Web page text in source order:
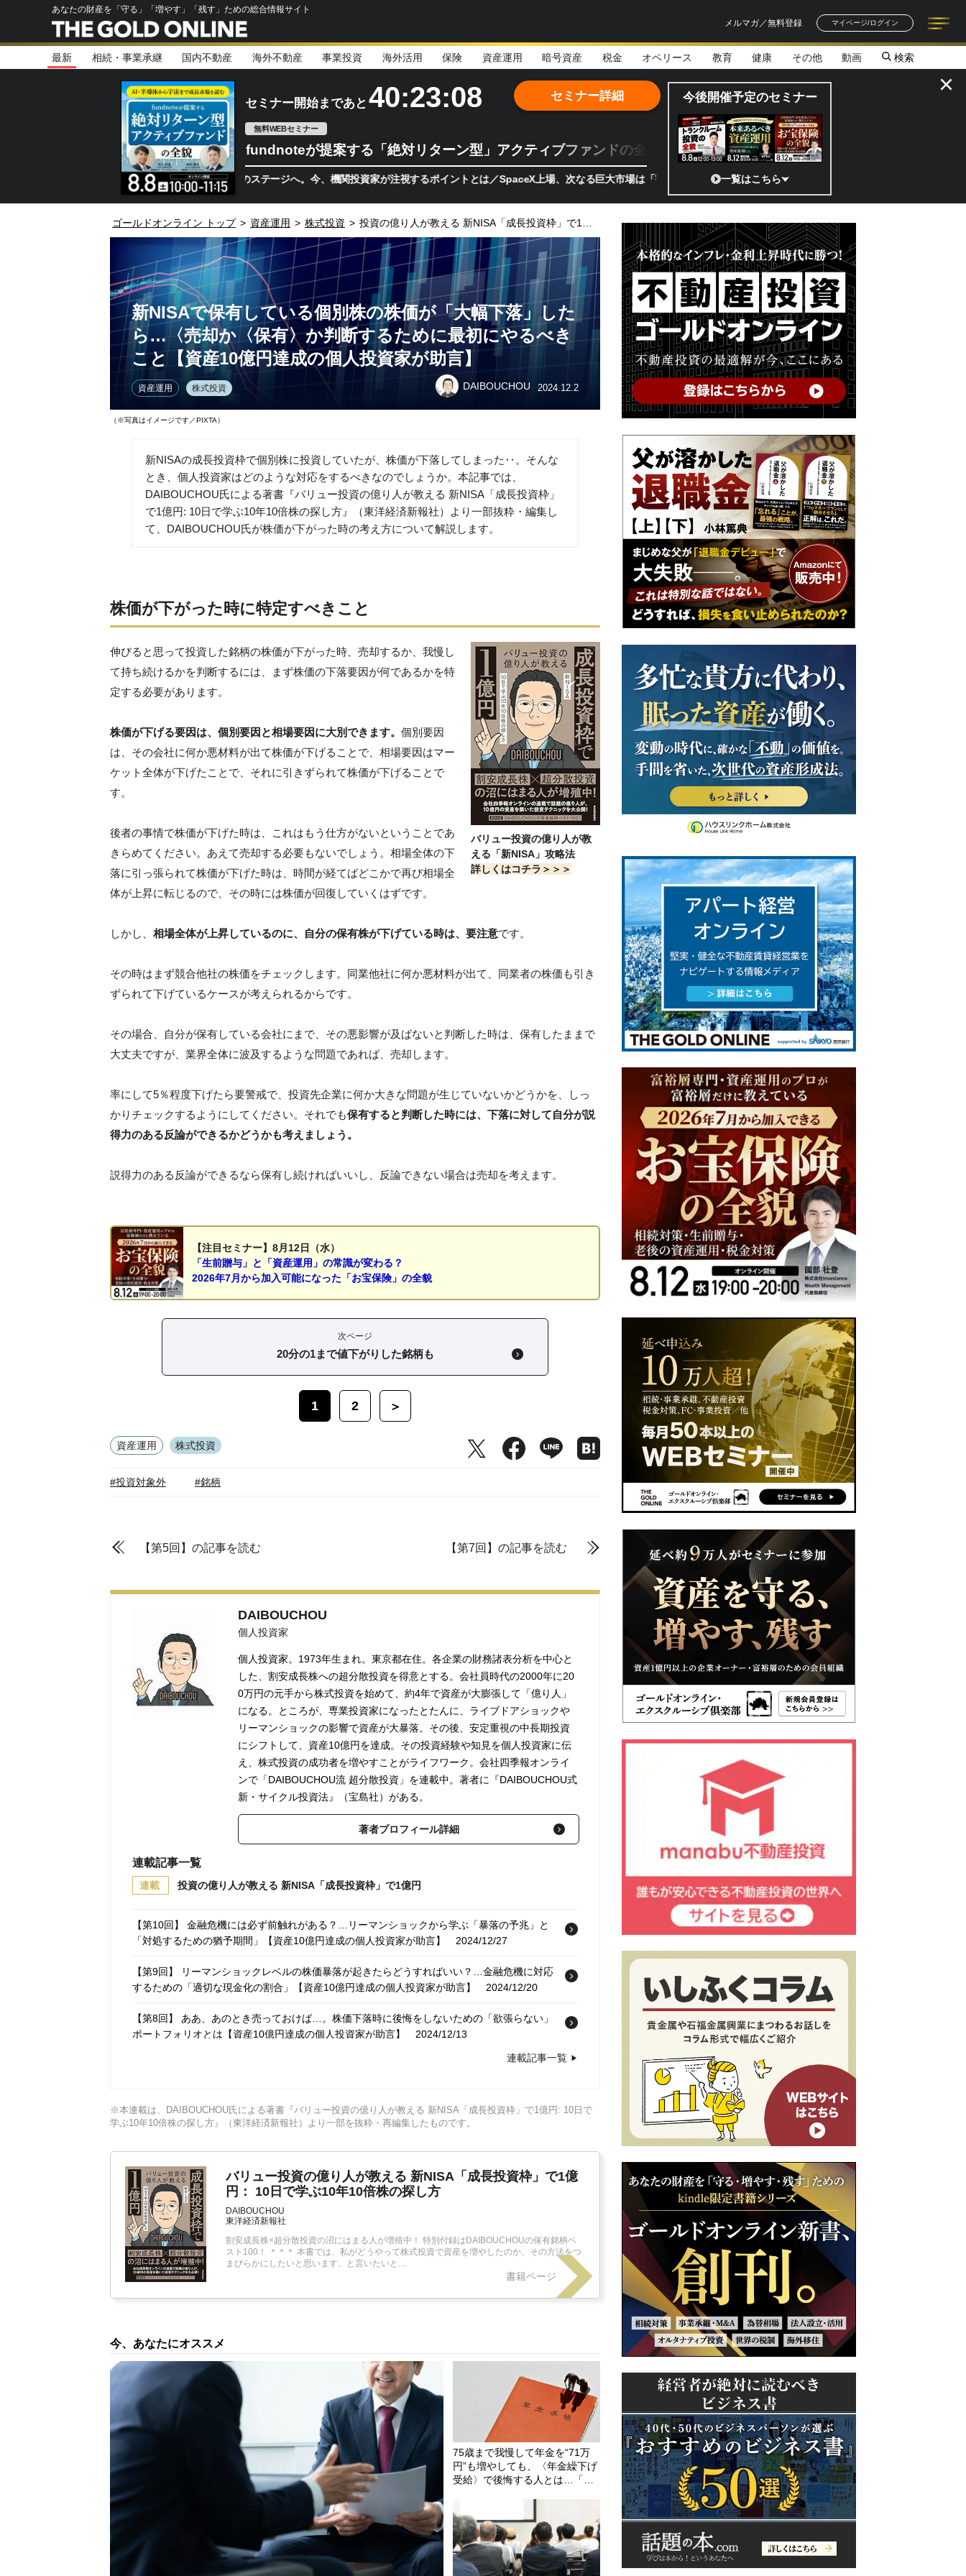
あなたの財産を「守る」「増やす」「残す」ための総合情報サイト
メルマガ／無料登録
マイページ/ログイン
記事一覧
著者一覧
最新 相続・事業承継 国内不動産 海外不動産 事業投資 海外活用 保険 資産運用 暗号資産 税金 オペリース 教育 健康 その他 動画 検索
セミナー開始まであと 40:23:06
無料WEBセミナー
fundnoteが提案する「絶対リターン型」アクティブファンドの全貌
半導体相場は次のステージへ。今、機関投資家が注視するポイントとは／SpaceX上場、次なる巨大市場は「宇宙!?」 日本の宇宙ベンチャーのココがスゴイ！／補助金から実需へ、知られざ
セミナー詳細 今後開催予定のセミナー
一覧はこちら
×
ゴールドオンライン トップ > 資産運用 > 株式投資 >
新NISAで保有している個別株の株価が「大幅下落」した
ら…〈売却か〈保有〉か判断するために最初にやるべき
こと【資産10億円達成の個人投資家が助言】
資産運用 株式投資 DAIBOUCHOU 2024.12.2
（※写真はイメージです／PIXTA）
新NISAの成長投資枠で個別株に投資していたが、株価が下落してしまった‥。そんな
とき、個人投資家はどのような対応をするべきなのでしょうか。本記事では、
DAIBOUCHOU氏による著書『バリュー投資の億り人が教える 新NISA「成長投資枠」
で1億円: 10日で学ぶ10年10倍株の探し方』（東洋経済新報社）より一部抜粋・編集し
て、DAIBOUCHOU氏が株価が下がった時の考え方について解説します。
株価が下がった時に特定すべきこと
バリュー投資の億り人が教
える「新NISA」攻略法
詳しくはコチラ＞＞＞
伸びると思って投資した銘柄の株価が下がった時、売却するか、我慢し
て持ち続けるかを判断するには、まず株価の下落要因が何であるかを特
定する必要があります。
株価が下げる要因は、個別要因と相場要因に大別できます。 個別要因
は、その会社に何か悪材料が出て株価が下げることで、相場要因はマー
ケット全体が下げたことで、それに引きずられて株価が下げることで
す。
後者の事情で株価が下げた時は、これはもう仕方がないということであ
きらめてください。あえて売却する必要もないでしょう。相場全体の下
落に引っ張られて株価が下げた時は、時間が経てばどこかで再び相場全
体が上昇に転じるので、その時には株価が回復していくはずです。
しかし、 相場全体が上昇しているのに、自分の保有株が下げている時は、要注意です。
その時はまず競合他社の株価をチェックします。同業他社に何か悪材料が出て、同業者の株価も引き
ずられて下げているケースが考えられるからです。
その場合、自分が保有している会社にまで、その悪影響が及ばないと判断した時は、保有したままで
大丈夫ですが、業界全体に波及するような問題であれば、売却します。
率にして5％程度下げたら要警戒で、投資先企業に何か大きな問題が生じていないかどうかを、しっ
かりチェックするようにしてください。それでも保有すると判断した時には、下落に対して自分が説
得力のある反論ができるかどうかも考えましょう。
説得力のある反論ができるなら保有し続ければいいし、反論できない場合は売却を考えます。
【注目セミナー】8月12日（水）
「生前贈与」と「資産運用」の常識が変わる？
2026年7月から加入可能になった「お宝保険」の全貌
次ページ
20分の1まで値下がりした銘柄も
1 2 ＞
資産運用 株式投資
#投資対象外 #銘柄
【第5回】の記事を読む 【第7回】の記事を読む
DAIBOUCHOU
個人投資家
個人投資家。1973年生まれ。東京都在住。各企業の財務諸表分析を中心と
した、割安成長株への超分散投資を得意とする。会社員時代の2000年に20
0万円の元手から株式投資を始めて、約4年で資産が大膨張して「億り人」
になる。ところが、専業投資家になったとたんに、ライブドアショックや
リーマンショックの影響で資産が大暴落。その後、安定重視の中長期投資
にシフトして、資産10億円を達成。その投資経験や知見を個人投資家に伝
え、株式投資の成功者を増やすことがライフワーク。会社四季報オンライ
ンで「DAIBOUCHOU流 超分散投資」を連載中。著者に『DAIBOUCHOU式
新・サイクル投資法』（宝島社）がある。
著者プロフィール詳細
連載記事一覧
連載 投資の億り人が教える 新NISA「成長投資枠」で1億円
【第10回】 金融危機には必ず前触れがある？…リーマンショックから学ぶ「暴落の予兆」と
「対処するための猶予期間」【資産10億円達成の個人投資家が助言】
2024/12/27
【第9回】 リーマンショックレベルの株価暴落が起きたらどうすればいい？…金融危機に対応
するための「適切な現金化の割合」【資産10億円達成の個人投資家が助言】
2024/12/20
【第8回】 ああ、あのとき売っておけば…。株価下落時に後悔をしないための「欲張らない」
ポートフォリオとは【資産10億円達成の個人投資家が助言】
2024/12/13
【第7回】 新NISAの成長投資枠で何に投資する？成長株なら爆発的上昇で「株価20倍増」も夢
【第5回】 会社四季報で全銘柄を隅々までチェックしていませんか？資産10億円達成の個人投
資家が教える「投資対象から外すべき銘柄」の見極め方2024/11/22
連載記事一覧
※本連載は、DAIBOUCHOU氏による著書『バリュー投資の億り人が教える 新NISA「成長投資枠」で1億円: 10日で
学ぶ10年10倍株の探し方』（東洋経済新報社）より一部を抜粋・再編集したものです。
バリュー投資の億り人が教える 新NISA「成長投資枠」で1億
円： 10日で学ぶ10年10倍株の探し方
DAIBOUCHOU
東洋経済新報社
割安成長株×超分散投資の沼にはまる人が増殖中！ 特別付録はDAIBOUCHOUの保有銘柄ベ
スト100！ ＊＊＊ 本書では、私がどうやって株式投資で資産を増やしたのか、その方法をつ
まびらかにしたいと思います。と言いたいと…
書籍ページ
今、あなたにオススメ
75歳まで我慢して年金を“71万
円”も増やしても、〈年金繰下げ
受給〉で後悔する人とは…「配
る人」【CFPが解説】